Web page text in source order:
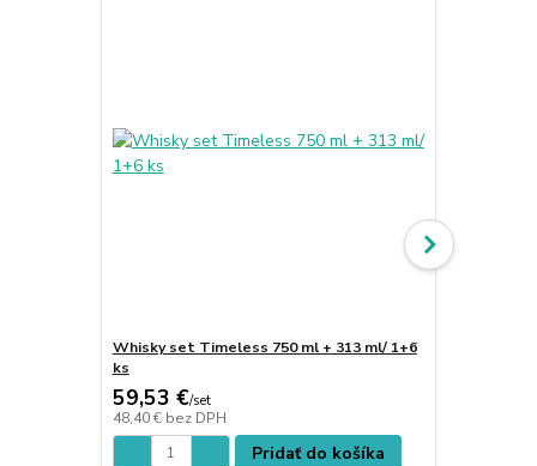
Whisky set Timeless 750 ml + 313 ml/ 1+6
ks
59,53 €/set
48,40 € bez DPH
Pridať do košíka